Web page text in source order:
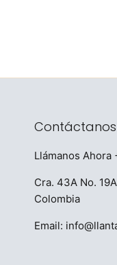
Contáctanos
Llámanos Ahora
Cra. 43A No.
Colombia
Email: